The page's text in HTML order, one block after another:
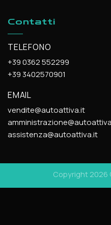
Contatti
TELEFONO
+39 0362 552299
+39 3402570901
EMAIL
vendite@autoattiva.it
assistenza@autoattiva.it
Copyright 2026